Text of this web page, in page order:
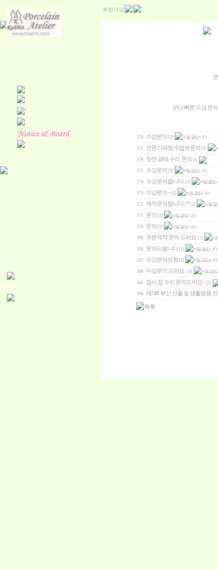
보다 빠른 수강 문
378 수강문의 [1]
377 전문가과정 수업료문의 [1]
376 찻잔 금테 수리 문의 [1]
375 수강문의 [1]
374 수강문의합니다. [1]
373 수강문의~ [1]
372 제작문의합니다~!! [1]
371 문의 [1]
370 문의 [1]
369 주문제작 문의 드려요. [1]
368 문의드립니다 [1]
367 수강문의요청 [1]
366 수강문의 드려요.. [1]
365 접시 칩 수리 문의드려요~ [1]
364 제5회 부산 선물 및 생활용품